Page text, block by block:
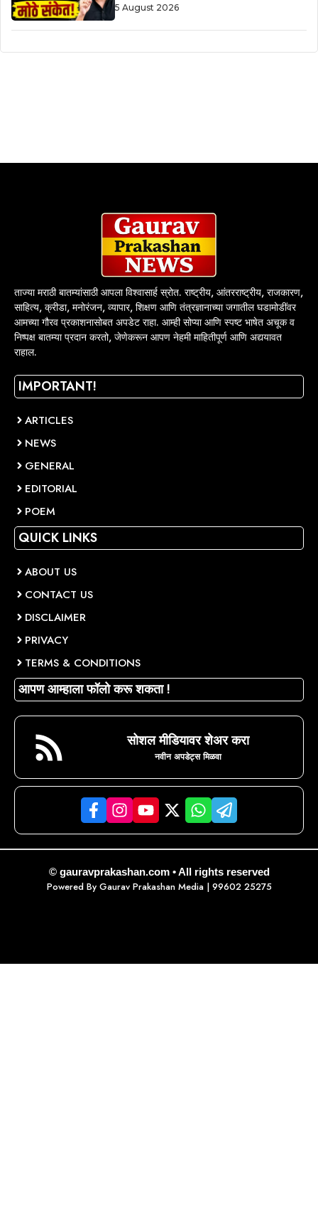
5 August 2026
ताज्या मराठी बातम्यांसाठी आपला विश्वासार्ह स्रोत. राष्ट्रीय, आंतरराष्ट्रीय, राजकारण,
साहित्य, क्रीडा, मनोरंजन, व्यापार, शिक्षण आणि तंत्रज्ञानाच्या जगातील घडामोडींवर
आमच्या गौरव प्रकाशनासोबत अपडेट राहा. आम्ही सोप्या आणि स्पष्ट भाषेत अचूक व
निष्पक्ष बातम्या प्रदान करतो, जेणेकरून आपण नेहमी माहितीपूर्ण आणि अद्ययावत
राहाल.
IMPORTANT!
ARTICLES
NEWS
GENERAL
EDITORIAL
POEM
QUICK LINKS
ABOUT US
CONTACT US
DISCLAIMER
PRIVACY
TERMS & CONDITIONS
आपण आम्हाला फॉलो करू शकता !
सोशल मीडियावर शेअर करा
नवीन अपडेट्स मिळवा
© gauravprakashan.com • All rights reserved
Powered By Gaurav Prakashan Media| 99602 25275